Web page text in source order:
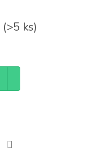
(>5 ks)